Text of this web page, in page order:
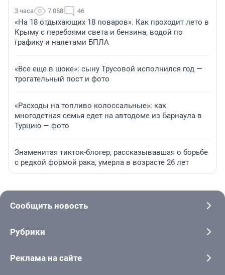
3 часа 7 058 46
«На 18 отдыхающих 18 поваров». Как проходит лето в
Крыму с перебоями света и бензина, водой по
графику и налетами БПЛА
«Все еще в шоке»: сыну Трусовой исполнился год —
трогательный пост и фото
«Расходы на топливо колоссальные»: как
многодетная семья едет на автодоме из Барнаула в
Турцию — фото
Знаменитая тикток-блогер, рассказывавшая о борьбе
с редкой формой рака, умерла в возрасте 26 лет
Сообщить новость
Рубрики
Реклама на сайте